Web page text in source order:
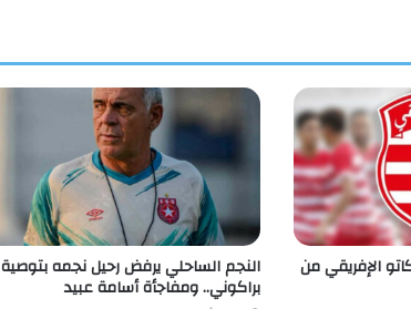
الإفريقي من النجم الساحلي يرفض رحيل نجمه بتوصية
براكوني.. ومفاجأة أسامة عبيد